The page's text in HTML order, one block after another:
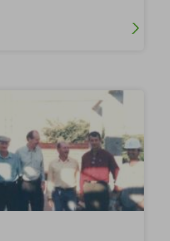
Sul PR/SC
PR/SC
do Iguaçu PR
MS